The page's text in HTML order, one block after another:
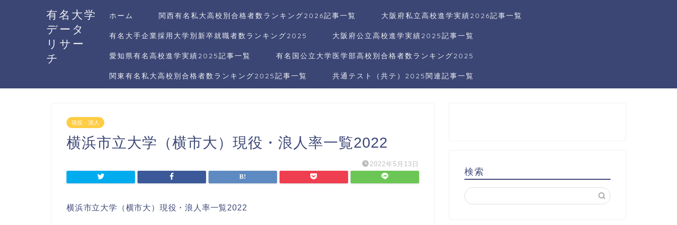
有名大学
データ
リサー
チ
ホーム 関西有名私大高校別合格者数ランキング2026記事一覧 大阪府私立高校進学実績2026記事一覧
有名大手企業採用大学別新卒就職者数ランキング2025 大阪府公立高校進学実績2025記事一覧
愛知県有名高校進学実績2025記事一覧 有名国公立大学医学部高校別合格者数ランキング2025
関東有名私大高校別合格者数ランキング2025記事一覧 共通テスト（共テ）2025関連記事一覧
現役・浪人
横浜市立大学（横市大）現役・浪人率一覧2022
2022年5月13日
横浜市立大学（横市大）現役・浪人率一覧2022
検索